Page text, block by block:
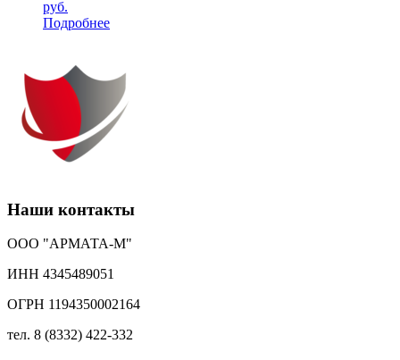
руб.
Подробнее
Наши контакты
ООО "АРМАТА-М"
ИНН 4345489051
ОГРН 1194350002164
тел. 8 (8332) 422-332